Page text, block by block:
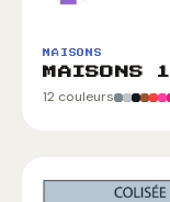
MAISONS
MAISONS 1
12 couleurs